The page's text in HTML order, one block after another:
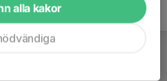
alla kakor